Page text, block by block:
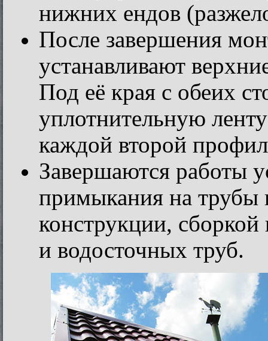
нижних ендов
После завершения
устанавливают
Под её края с обеих
уплотнительную
каждой второй
Завершаются работы
примыкания на трубы
конструкции,
и водосточных труб.